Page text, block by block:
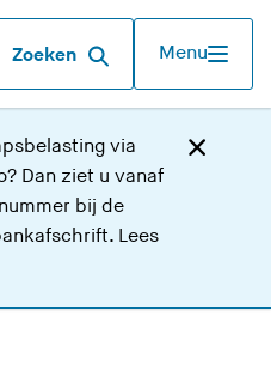
Zoeken Menu
via
Dan ziet u vanaf
bij de
Lees